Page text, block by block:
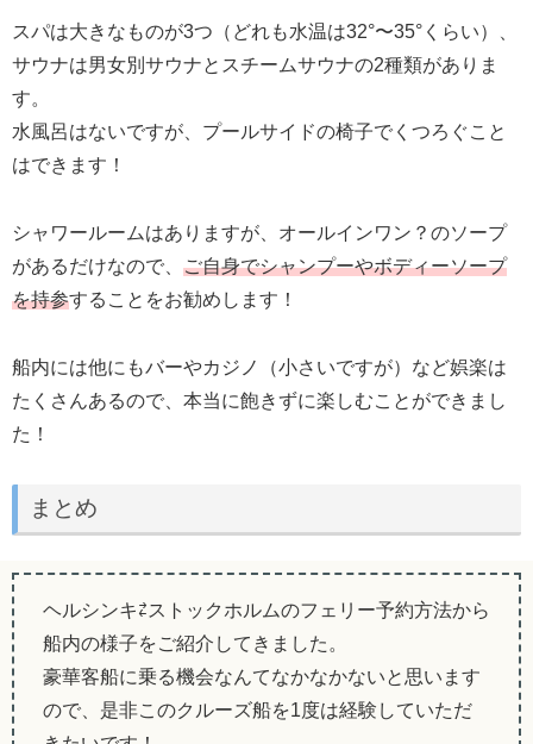
スパは大きなものが3つ（どれも水温は32°〜35°くらい）、
サウナは男女別サウナとスチームサウナの2種類がありま
す。
水風呂はないですが、プールサイドの椅子でくつろぐこと
はできます！
シャワールームはありますが、オールインワン？のソープ
があるだけなので、 ご自身でシャンプーやボディーソープ
を持参することをお勧めします！
船内には他にもバーやカジノ（小さいですが）など娯楽は
たくさんあるので、本当に飽きずに楽しむことができまし
た！
まとめ
ヘルシンキ⇄ストックホルムのフェリー予約方法から
船内の様子をご紹介してきました。
豪華客船に乗る機会なんてなかなかないと思います
ので、是非このクルーズ船を1度は経験していただ